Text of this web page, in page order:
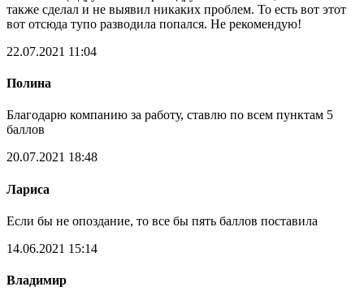
также сделал и не выявил никаких проблем. То есть вот этот
вот отсюда тупо разводила попался. Не рекомендую!
22.07.2021 11:04
Полина
Благодарю компанию за работу, ставлю по всем пунктам 5
баллов
20.07.2021 18:48
Лариса
Если бы не опоздание, то все бы пять баллов поставила
14.06.2021 15:14
Владимир